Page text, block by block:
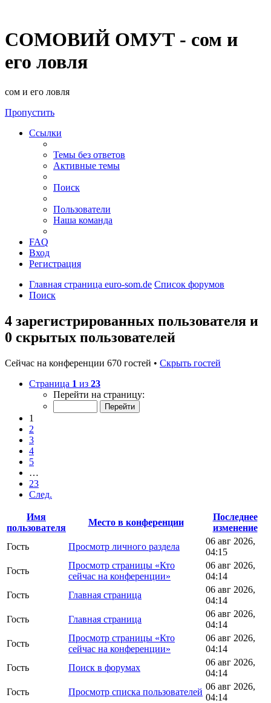
СОМОВИЙ ОМУТ - сом и
его ловля
сом и его ловля
Пропустить
Ссылки
Темы без ответов
Активные темы
Поиск
Пользователи
Наша команда
FAQ
Вход
Регистрация
Главная страница euro-som.de Список форумов
Поиск
4 зарегистрированных пользователя и
0 скрытых пользователей
Сейчас на конференции 670 гостей • Скрыть гостей
Страница 1 из 23
Перейти на страницу:
1
2
3
4
5
…
23
След.
Имя
пользователя
Место в конференции
Последнее
изменение
Гость
Просмотр личного раздела
06 авг 2026,
04:15
Гость
Просмотр страницы «Кто
сейчас на конференции»
06 авг 2026,
04:14
Гость
Главная страница
06 авг 2026,
04:14
Гость
Главная страница
06 авг 2026,
04:14
Гость
Просмотр страницы «Кто
сейчас на конференции»
06 авг 2026,
04:14
Гость
Поиск в форумах
06 авг 2026,
04:14
Гость
Просмотр списка пользователей
06 авг 2026,
04:14